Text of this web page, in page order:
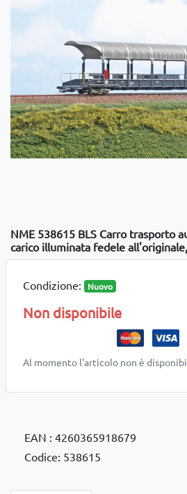
NME 538615 BLS Carro trasporto
carico illuminata fedele
Condizione: Nuovo
Non disponibile
Al momento l'articolo non è
EAN : 4260365918679
Codice: 538615